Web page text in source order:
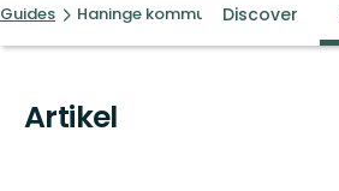
Guides Haninge kommun Discover
Artikel